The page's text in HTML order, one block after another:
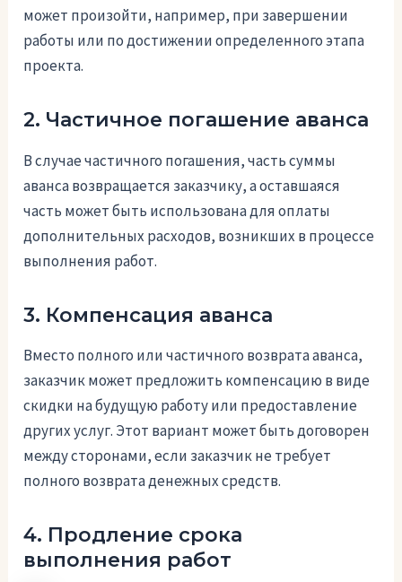
может произойти, например, при завершении
работы или по достижении определенного этапа
проекта.
2. Частичное погашение аванса
В случае частичного погашения, часть суммы
аванса возвращается заказчику, а оставшаяся
часть может быть использована для оплаты
дополнительных расходов, возникших в процессе
выполнения работ.
3. Компенсация аванса
Вместо полного или частичного возврата аванса,
заказчик может предложить компенсацию в виде
скидки на будущую работу или предоставление
других услуг. Этот вариант может быть договорен
между сторонами, если заказчик не требует
полного возврата денежных средств.
4. Продление срока
выполнения работ